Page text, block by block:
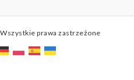
prawa zastrzeżone